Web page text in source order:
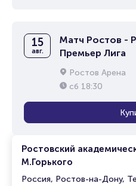
Ростовский
М.Горького
Россия, Ростов-на-Дону,
15
авг.
Матч Ростов -
Премьер Лига
Ростов Арена
сб 18:30